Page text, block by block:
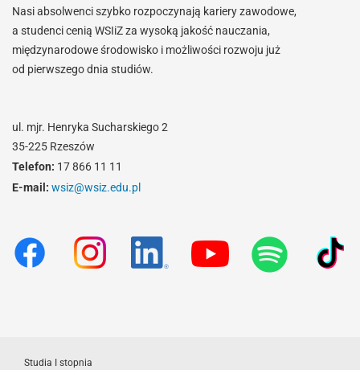
Nasi absolwenci szybko rozpoczynają kariery zawodowe,
a studenci cenią WSIiZ za wysoką jakość nauczania,
międzynarodowe środowisko i możliwości rozwoju już
od pierwszego dnia studiów.
ul. mjr. Henryka Sucharskiego 2
35-225 Rzeszów
Telefon: 17 866 11 11
E-mail: wsiz@wsiz.edu.pl
Studia I stopnia